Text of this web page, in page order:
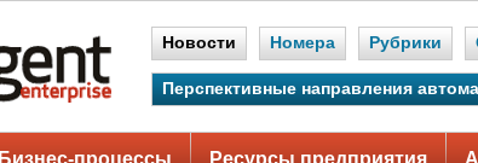
Новости Номера Рубрики
Перспективные направления
Бизнес-процессы Ресурсы предприятия